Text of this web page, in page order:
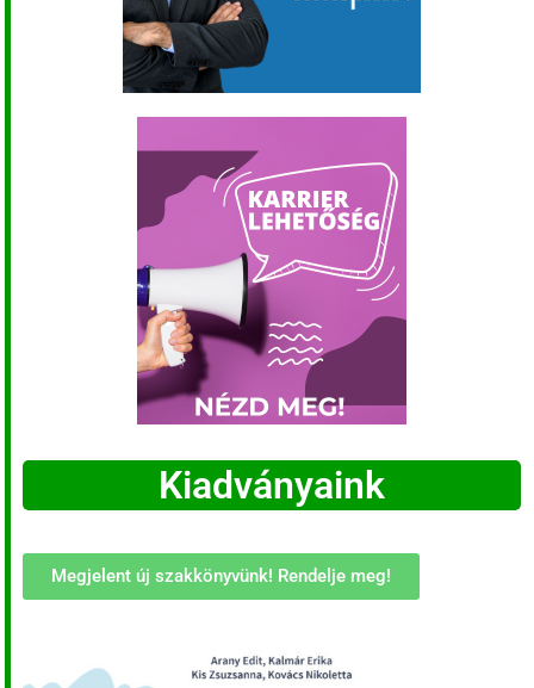
Kiadványaink
Megjelent új szakkönyvünk! Rendelje meg!